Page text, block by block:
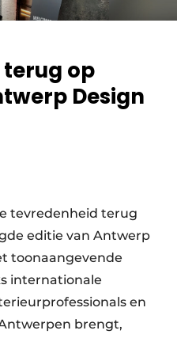
op
Design
tevredenheid terug
editie van Antwerp
toonaangevende
internationale
en
brengt,